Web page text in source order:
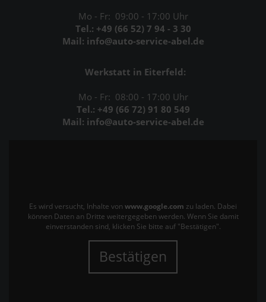
Mo - Fr: 09:00 - 17:00 Uhr
Tel.: +49 (66 52) 7 94 - 3 30
Mail: info@auto-service-abel.de
Werkstatt in Eiterfeld:
Mo - Fr: 08:00 - 17:00 Uhr
Tel.: +49 (66 72) 91 80 549
Mail: info@auto-service-abel.de
Es wird versucht, Inhalte von www.google.com zu laden. Dabei
können Daten an Dritte weitergegeben werden. Wenn Sie damit
einverstanden sind, klicken Sie bitte auf "Bestätigen".
Bestätigen